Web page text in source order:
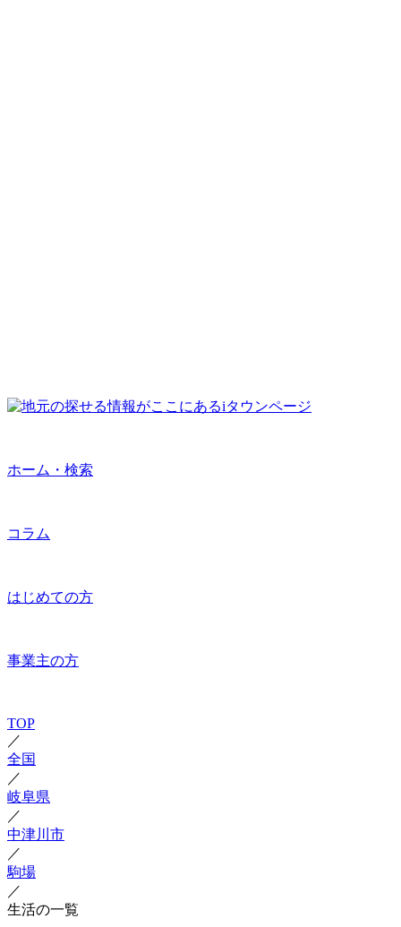
ホーム・検索
コラム
はじめての方
事業主の方
TOP
／
全国
／
岐阜県
／
中津川市
／
駒場
／
生活の一覧